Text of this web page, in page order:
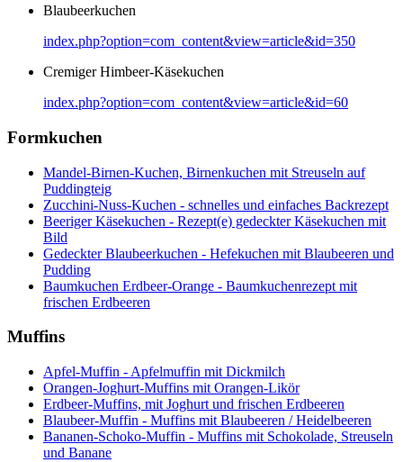
Blaubeerkuchen
index.php?option=com_content&view=article&id=350
Cremiger Himbeer-Käsekuchen
index.php?option=com_content&view=article&id=60
Formkuchen
Mandel-Birnen-Kuchen, Birnenkuchen mit Streuseln auf
Puddingteig
Zucchini-Nuss-Kuchen - schnelles und einfaches Backrezept
Beeriger Käsekuchen - Rezept(e) gedeckter Käsekuchen mit
Bild
Gedeckter Blaubeerkuchen - Hefekuchen mit Blaubeeren und
Pudding
Baumkuchen Erdbeer-Orange - Baumkuchenrezept mit
frischen Erdbeeren
Muffins
Apfel-Muffin - Apfelmuffin mit Dickmilch
Orangen-Joghurt-Muffins mit Orangen-Likör
Erdbeer-Muffins, mit Joghurt und frischen Erdbeeren
Blaubeer-Muffin - Muffins mit Blaubeeren / Heidelbeeren
Bananen-Schoko-Muffin - Muffins mit Schokolade, Streuseln
und Banane